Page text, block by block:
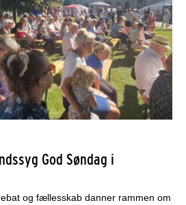
God Søndag i
og fællesskab danner rammen om